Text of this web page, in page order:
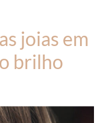
joias em
brilho